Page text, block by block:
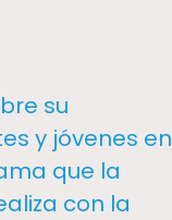
su
y jóvenes en
que la
con la